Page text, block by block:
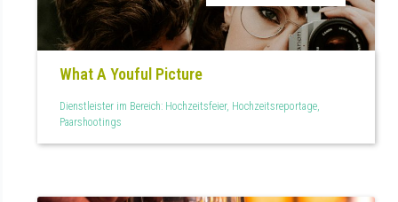
What A Youful Picture
Dienstleister im Bereich: Hochzeitsfeier, Hochzeitsreportage,
Paarshootings